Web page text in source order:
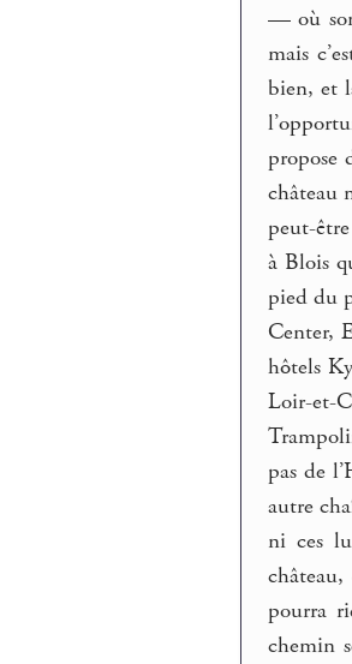
— où
mais
bien, et
propose
château
peut-
à Blois
pied du
Center,
hôtels
Loir-et-
pas de
autre
ni ces
pourra
chemin